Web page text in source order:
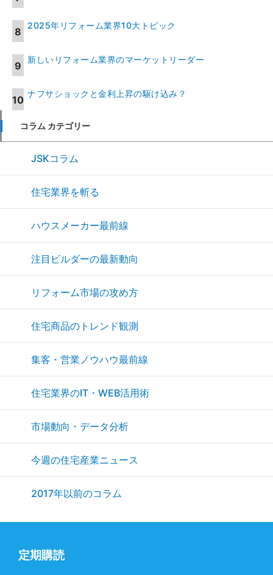
2025年リフォーム業界10大トピック
新しいリフォーム業界のマーケットリーダー
ナフサショックと金利上昇の駆け込み？
コラム カテゴリー
JSKコラム
住宅業界を斬る
ハウスメーカー最前線
注目ビルダーの最新動向
リフォーム市場の攻め方
住宅商品のトレンド観測
集客・営業ノウハウ最前線
住宅業界のIT・WEB活用術
市場動向・データ分析
今週の住宅産業ニュース
2017年以前のコラム
定期購読